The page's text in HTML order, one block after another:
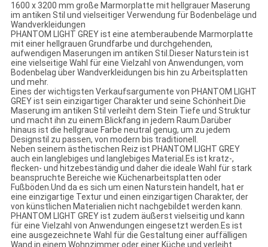
1600 x 3200 mm große Marmorplatte mit hellgrauer Maserung
im antiken Stil und vielseitiger Verwendung für Bodenbeläge und
Wandverkleidungen
PHANTOM LIGHT GREY ist eine atemberaubende Marmorplatte
mit einer hellgrauen Grundfarbe und durchgehenden,
aufwendigen Maserungen im antiken Stil.Dieser Naturstein ist
eine vielseitige Wahl für eine Vielzahl von Anwendungen, vom
Bodenbelag über Wandverkleidungen bis hin zu Arbeitsplatten
und mehr.
Eines der wichtigsten Verkaufsargumente von PHANTOM LIGHT
GREY ist sein einzigartiger Charakter und seine Schönheit.Die
Maserung im antiken Stil verleiht dem Stein Tiefe und Struktur
und macht ihn zu einem Blickfang in jedem Raum.Darüber
hinaus ist die hellgraue Farbe neutral genug, um zu jedem
Designstil zu passen, von modern bis traditionell.
Neben seinem ästhetischen Reiz ist PHANTOM LIGHT GREY
auch ein langlebiges und langlebiges Material.Es ist kratz-,
flecken- und hitzebeständig und daher die ideale Wahl für stark
beanspruchte Bereiche wie Küchenarbeitsplatten oder
Fußböden.Und da es sich um einen Naturstein handelt, hat er
eine einzigartige Textur und einen einzigartigen Charakter, der
von künstlichen Materialien nicht nachgebildet werden kann.
PHANTOM LIGHT GREY ist zudem äußerst vielseitig und kann
für eine Vielzahl von Anwendungen eingesetzt werden.Es ist
eine ausgezeichnete Wahl für die Gestaltung einer auffälligen
Wand in einem Wohnzimmer oder einer Küche und verleiht